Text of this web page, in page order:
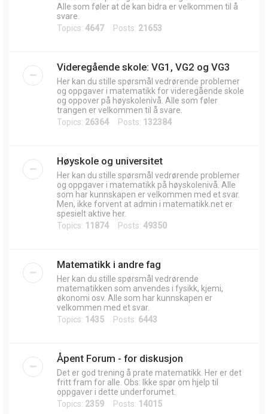
Alle som føler at de kan bidra er velkommen til å
svare.
Topics: 4647Posts: 21653
Videregående skole: VG1, VG2 og VG3
Her kan du stille spørsmål vedrørende problemer
og oppgaver i matematikk for videregående skole
og oppover på høyskolenivå. Alle som føler
trangen er velkommen til å svare.
Topics: 26364 Posts: 132384
Høyskole og universitet
Her kan du stille spørsmål vedrørende problemer
og oppgaver i matematikk på høyskolenivå. Alle
som har kunnskapen er velkommen med et svar.
Men, ikke forvent at admin i matematikk.net er
spesielt aktive her.
Topics: 11874 Posts: 49350
Matematikk i andre fag
Her kan du stille spørsmål vedrørende
matematikken som anvendes i fysikk, kjemi,
økonomi osv. Alle som har kunnskapen er
velkommen med et svar.
Topics: 1435 Posts: 6443
Åpent Forum - for diskusjon
Det er god trening å prate matematikk. Her er det
fritt fram for alle. Obs: Ikke spør om hjelp til
oppgaver i dette underforumet.
Topics: 2359 Posts: 14015